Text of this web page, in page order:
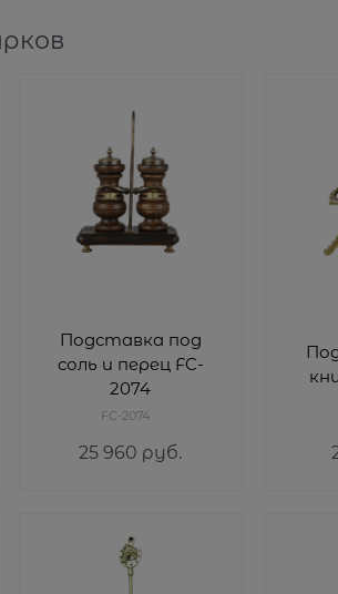
Подставка под
соль и перец FC-
2074
FC-2074
25 960 руб.